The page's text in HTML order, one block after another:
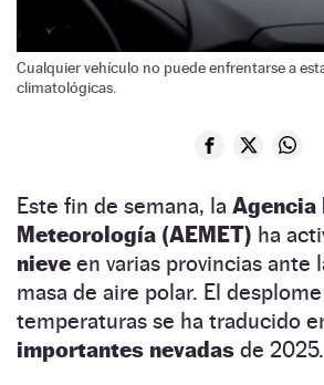
Cualquier vehículo no puede enfrentarse a
climatológicas.
Este fin de semana, la Agencia
Meteorología (AEMET) ha
nieve en varias provincias ante
masa de aire polar. El
temperaturas se ha traducido
importantes nevadas de 2025.